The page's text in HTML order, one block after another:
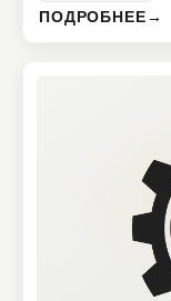
ПОДРОБНЕЕ→